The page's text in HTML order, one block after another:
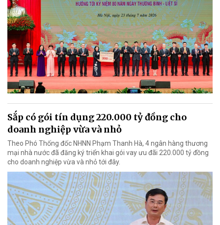
Sắp có gói tín dụng 220.000 tỷ đồng cho
doanh nghiệp vừa và nhỏ
Theo Phó Thống đốc NHNN Phạm Thanh Hà, 4 ngân hàng thương
mại nhà nước đã đăng ký triển khai gói vay ưu đãi 220.000 tỷ đồng
cho doanh nghiệp vừa và nhỏ tới đây.